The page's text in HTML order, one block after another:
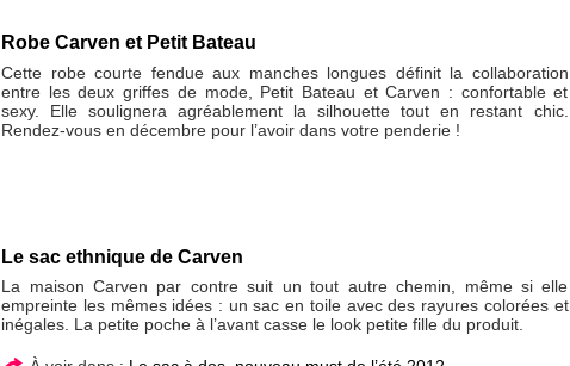
Robe Carven et Petit Bateau
Cette robe courte fendue aux manches longues définit la collaboration
entre les deux griffes de mode, Petit Bateau et Carven : confortable et
sexy. Elle soulignera agréablement la silhouette tout en restant chic.
Rendez-vous en décembre pour l’avoir dans votre penderie !
Le sac ethnique de Carven
La maison Carven par contre suit un tout autre chemin, même si elle
empreinte les mêmes idées : un sac en toile avec des rayures colorées et
inégales. La petite poche à l’avant casse le look petite fille du produit.